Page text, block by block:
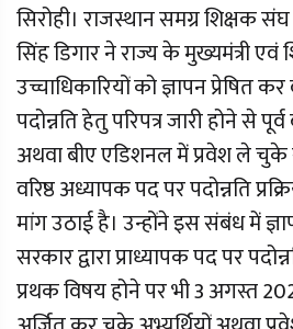
सिरोही। राजस्थान समग्र शिक्षक
सिंह डिगार ने राज्य के मुख्यमंत्री एवं
उच्चाधिकारियों को ज्ञापन प्रेषित
पदोन्नति हेतु परिपत्र जारी होने से
अथवा बीए एडिशनल में प्रवेश ले
वरिष्ठ अध्यापक पद पर पदोन्नति
मांग उठाई है। उन्होंने इस संबंध में
सरकार द्वारा प्राध्यापक पद पर
प्रथक विषय होने पर भी 3 अगस्त